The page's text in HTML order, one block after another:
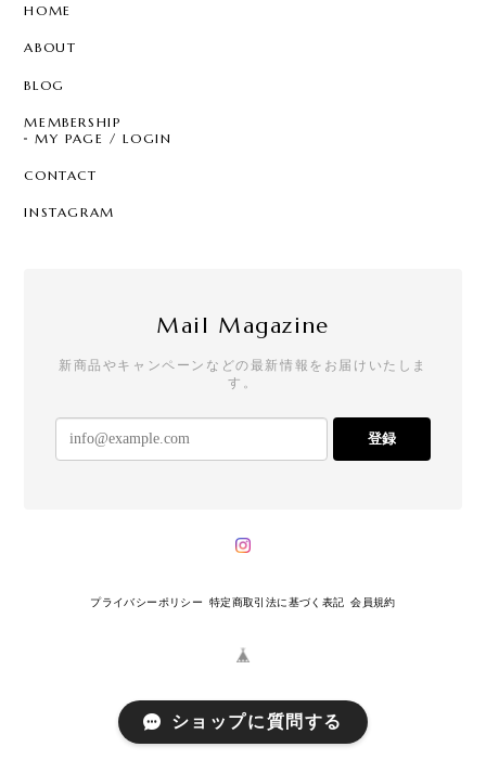
HOME
ABOUT
BLOG
MEMBERSHIP
MY PAGE / LOGIN
CONTACT
INSTAGRAM
Mail Magazine
新商品やキャンペーンなどの最新情報をお届けいたしま
す。
登録
プライバシーポリシー 特定商取引法に基づく表記 会員規約
ショップに質問する